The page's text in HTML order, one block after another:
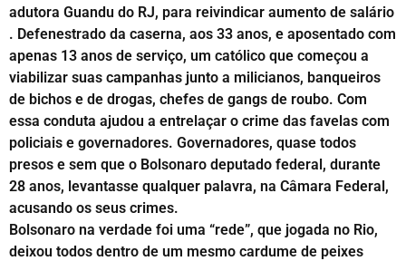
adutora Guandu do RJ, para reivindicar aumento de salário
. Defenestrado da caserna, aos 33 anos, e aposentado com
apenas 13 anos de serviço, um católico que começou a
viabilizar suas campanhas junto a milicianos, banqueiros
de bichos e de drogas, chefes de gangs de roubo. Com
essa conduta ajudou a entrelaçar o crime das favelas com
policiais e governadores. Governadores, quase todos
presos e sem que o Bolsonaro deputado federal, durante
28 anos, levantasse qualquer palavra, na Câmara Federal,
acusando os seus crimes.
Bolsonaro na verdade foi uma “rede”, que jogada no Rio,
deixou todos dentro de um mesmo cardume de peixes